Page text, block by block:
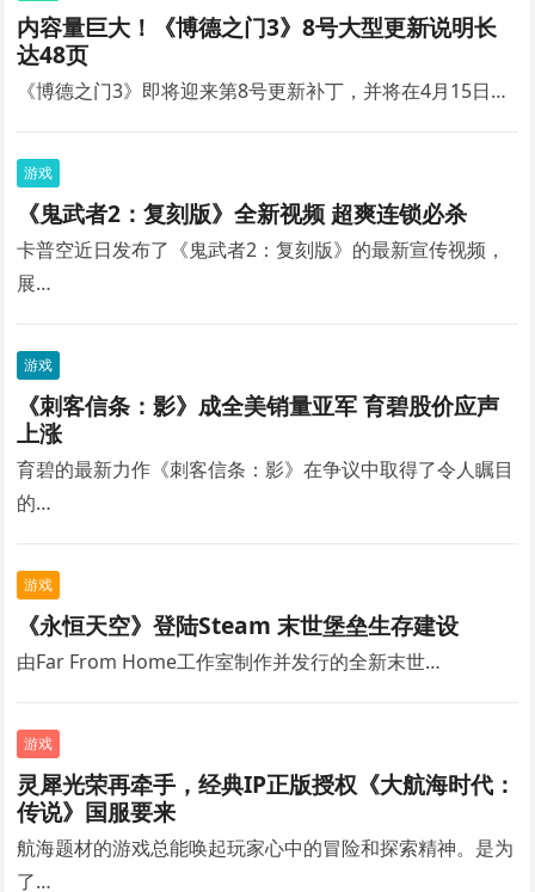
内容量巨大！《博德之门3》8号大型更新说明长
达48页
《博德之门3》即将迎来第8号更新补丁，并将在4月15日…
游戏
《鬼武者2：复刻版》全新视频 超爽连锁必杀
卡普空近日发布了《鬼武者2：复刻版》的最新宣传视频，
展…
游戏
《刺客信条：影》成全美销量亚军 育碧股价应声
上涨
育碧的最新力作《刺客信条：影》在争议中取得了令人瞩目
的…
游戏
《永恒天空》登陆Steam 末世堡垒生存建设
由Far From Home工作室制作并发行的全新末世…
游戏
灵犀光荣再牵手，经典IP正版授权《大航海时代：
传说》国服要来
航海题材的游戏总能唤起玩家心中的冒险和探索精神。是为
了…